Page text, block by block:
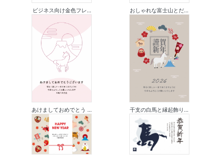
ビジネス向け金色フレ... おしゃれな富士山とだ...
あけましておめでとう ... 干支の白馬と縁起飾り...